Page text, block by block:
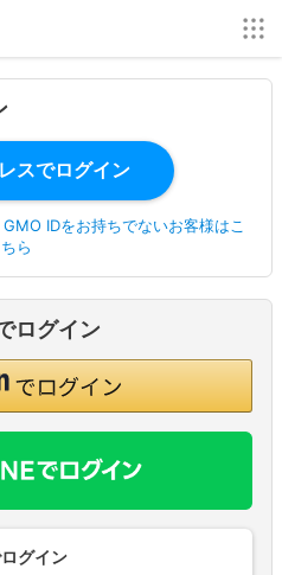
IDをお持ちでないお客様はこ
ちら
ログイン
グイン